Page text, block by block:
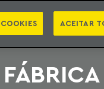
VIDEOCASTS
COOKIES ACEITAR